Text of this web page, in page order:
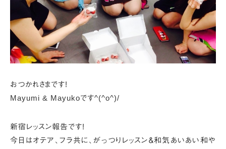
おつかれさまです!
Mayumi & Mayukoです^(^o^)/
新宿レッスン報告です!
今日はオテア、フラ共に、 がっつりレッスン＆和気あいあい和や